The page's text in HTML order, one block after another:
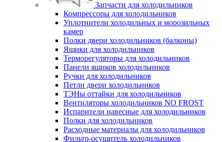
Запчасти для холодильников
Компрессоры для холодильников
Уплотнители холодильных и морозильных
камер
Полки двери холодильников (балконы)
Ящики для холодильников
Терморегуляторы для холодильников
Панели ящиков холодильников
Ручки для холодильников
Петли двери холодильников
ТЭНы оттайки для холодильников
Вентиляторы холодильников NO FROST
Испарители навесные для холодильников
Полки для холодильников
Расходные материалы для холодильников
Фильтр-осушитель холодильников